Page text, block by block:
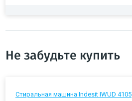
Не забудьте купить
Стиральная машина Indesit IWUD 4105